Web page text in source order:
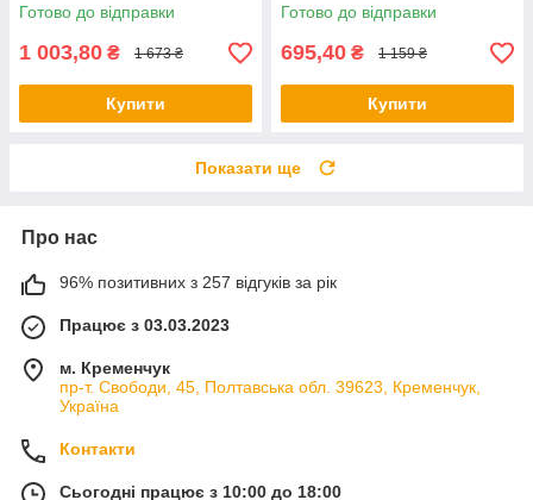
Готово до відправки
1 003,80 ₴ 1 673 ₴
Купити
Готово до відправки
695,40 ₴ 1 159 ₴
Купити
Показати ще
Про нас
96% позитивних з 257 відгуків за рік
Працює з 03.03.2023
м. Кременчук
пр-т. Свободи, 45, Полтавська обл. 39623, Кременчук,
Україна
Контакти
Сьогодні працює з 10:00 до 18:00